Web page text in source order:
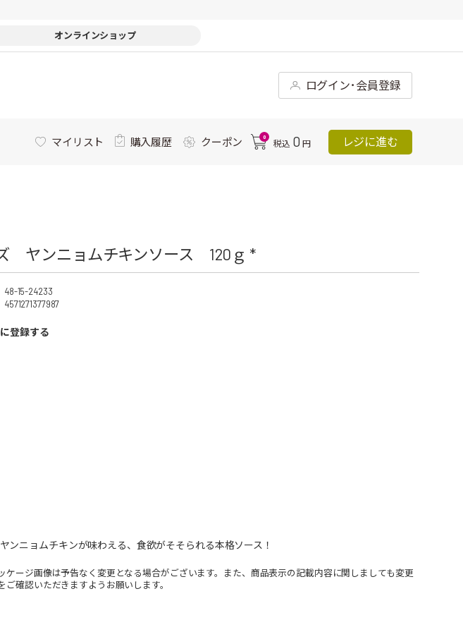
オンラインショップ
ログイン･会員登録
マイリスト 購入履歴 クーポン 0
税込 0 円 レジに進む
ヤンニョムチキンソース 120ｇ *
48-15-24233
4571271377987
登録する
ニョムチキンが味わえる、食欲がそそられる本格ソース！
ージ画像は予告なく変更となる場合がございます。また、商品表示の記載内容に関しましても変更
確認いただきますようお願いします。